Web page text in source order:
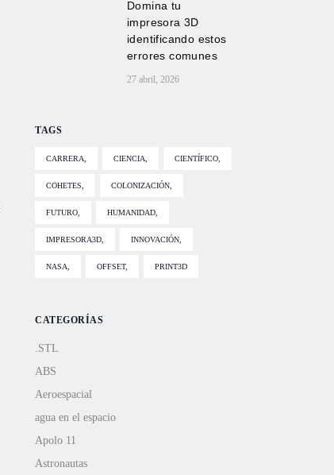
Domina tu
impresora 3D
identificando estos
errores comunes
27 abril, 2026
TAGS
CARRERA CIENCIA CIENTÍFICO
COHETES COLONIZACIÓN
FUTURO HUMANIDAD
IMPRESORA3D INNOVACIÓN
NASA OFFSET PRINT3D
CATEGORÍAS
.STL
ABS
Aeroespacial
agua en el espacio
Apolo 11
Astronautas